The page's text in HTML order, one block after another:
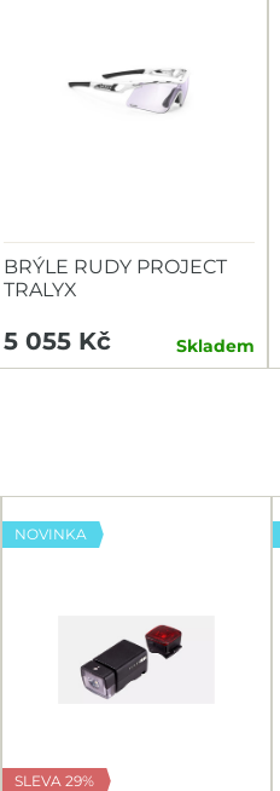
BRÝLE RUDY PROJECT
TRALYX
5 055 Kč Skladem
NOVINKA
SLEVA 29%